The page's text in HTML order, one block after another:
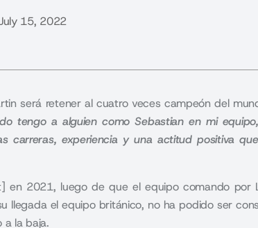
July 15, 2022
será retener al cuatro veces campeón del
tengo a alguien como Sebastian en mi
carreras, experiencia y una actitud positiva
en 2021, luego de que el equipo comando por
llegada el equipo británico, no ha podido ser
a la baja.